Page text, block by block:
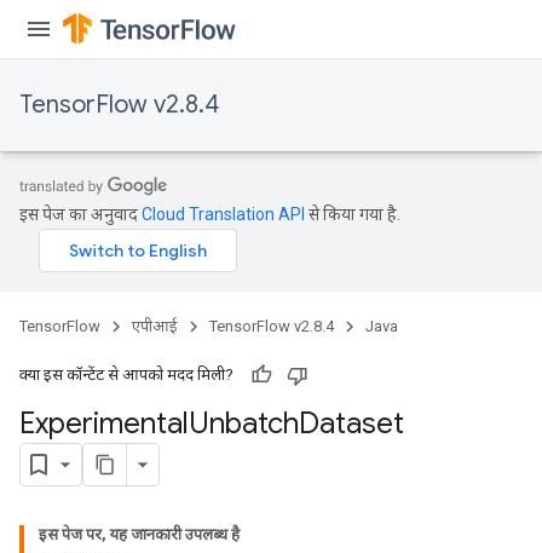
TensorFlow v2.8.4
इस पेज का अनुवादCloud Translation API से किया गया है.
TensorFlow एपीआई TensorFlow v2.8.4 Java
क्या इस कॉन्टेंट से आपको मदद मिली?
ExperimentalUnbatchDataset
इस पेज पर, यह जानकारी उपलब्ध है